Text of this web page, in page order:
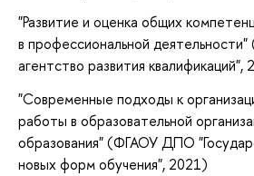
"Развитие и оценка общих
в профессиональной
агентство развития квалификаций",
"Современные подходы к
работы в образовательной
образования" (ФГАОУ ДПО
новых форм обучения", 2021)